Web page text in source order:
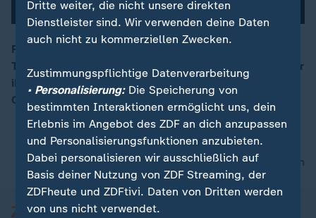
Florian Wirtz ist wieder zurück, zumindest beim
Training. Ob er fit für die Startelf ist, ist noch offen. Für
ihn könnte auch der zuletzt stark spielende Serge
Gnabry auflaufen.
nach oben
Dritte weiter, die nicht unsere direkten
Dienstleister sind. Wir verwenden deine Daten
auch nicht zu kommerziellen Zwecken.
Zustimmungspflichtige Datenverarbeitung
• Personalisierung:Die Speicherung von
bestimmten Interaktionen ermöglicht uns, dein
Erlebnis im Angebot des ZDF an dich anzupassen
und Personalisierungsfunktionen anzubieten.
Dabei personalisieren wir ausschließlich auf
Basis deiner Nutzung von ZDF Streaming, der
ZDFheute und ZDFtivi. Daten von Dritten werden
von uns nicht verwendet.